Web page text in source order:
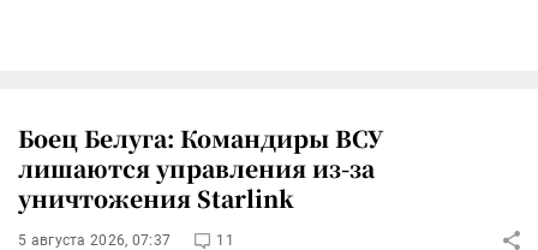
Боец Белуга: Командиры ВСУ
лишаются управления из-за
уничтожения Starlink
5 августа 2026, 07:37 11